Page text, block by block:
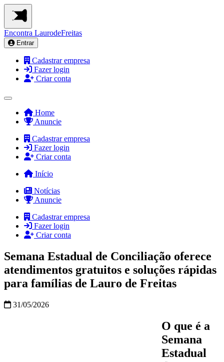
Encontra LaurodeFreitas
Entrar
Cadastrar empresa
Fazer login
Criar conta
Home
Anuncie
Cadastrar empresa
Fazer login
Criar conta
Início
Notícias
Anuncie
Cadastrar empresa
Fazer login
Criar conta
Semana Estadual de Conciliação oferece
atendimentos gratuitos e soluções rápidas
para famílias de Lauro de Freitas
31/05/2026
O que é a
Semana
Estadual